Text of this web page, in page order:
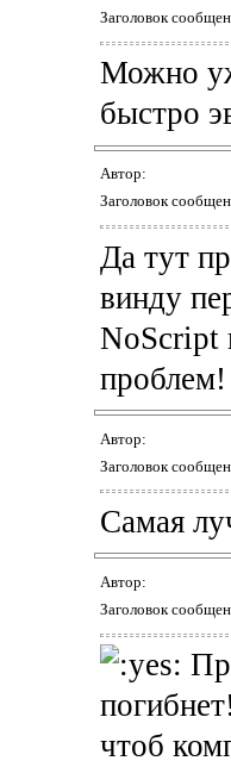
Заголовок
Можно
быстро
Автор:
Заголовок
Да тут
винду
NoScript
Автор:
Заголовок
Самая
Автор:
Заголовок
чтоб